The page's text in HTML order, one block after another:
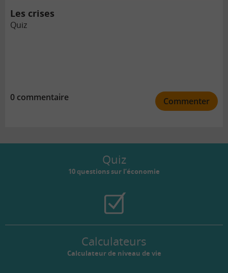
Les crises
Quiz
0 commentaire Commenter
Quiz
10 questions sur l’économie
Calculateurs
Calculateur de niveau de vie